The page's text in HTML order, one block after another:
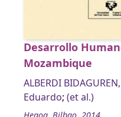
Desarrollo
Mozambique
ALBERDI
Eduardo; (et al.)